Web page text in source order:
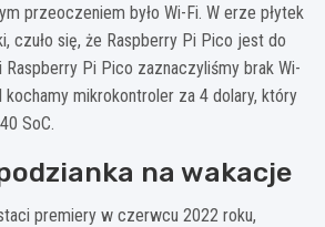
przeoczeniem było Wi-Fi. W erze płytek
czuło się, że Raspberry Pi Pico jest do
Raspberry Pi Pico zaznaczyliśmy brak Wi-
kochamy mikrokontroler za 4 dolary, który
SoC.
na wakacje
premiery w czerwcu 2022 roku,